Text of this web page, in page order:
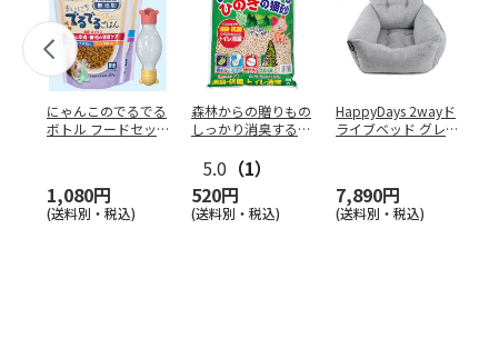
にゃんこのでるでる
ボトル フードセッ
1,080円
(送料別・税込)
森林からの贈りもの
しっかり消臭するひ
5.0 （1）
520円
(送料別・税込)
HappyDays 2wayド
ライブベッド グレ
7,890円
(送料別・税込)